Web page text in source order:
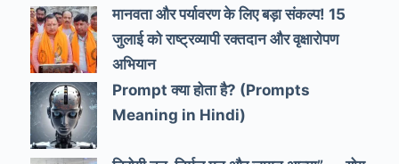
मानवता और पर्यावरण के लिए बड़ा संकल्प! 15
जुलाई को राष्ट्रव्यापी रक्तदान और वृक्षारोपण
अभियान
Prompt क्या होता है? (Prompts
Meaning in Hindi)